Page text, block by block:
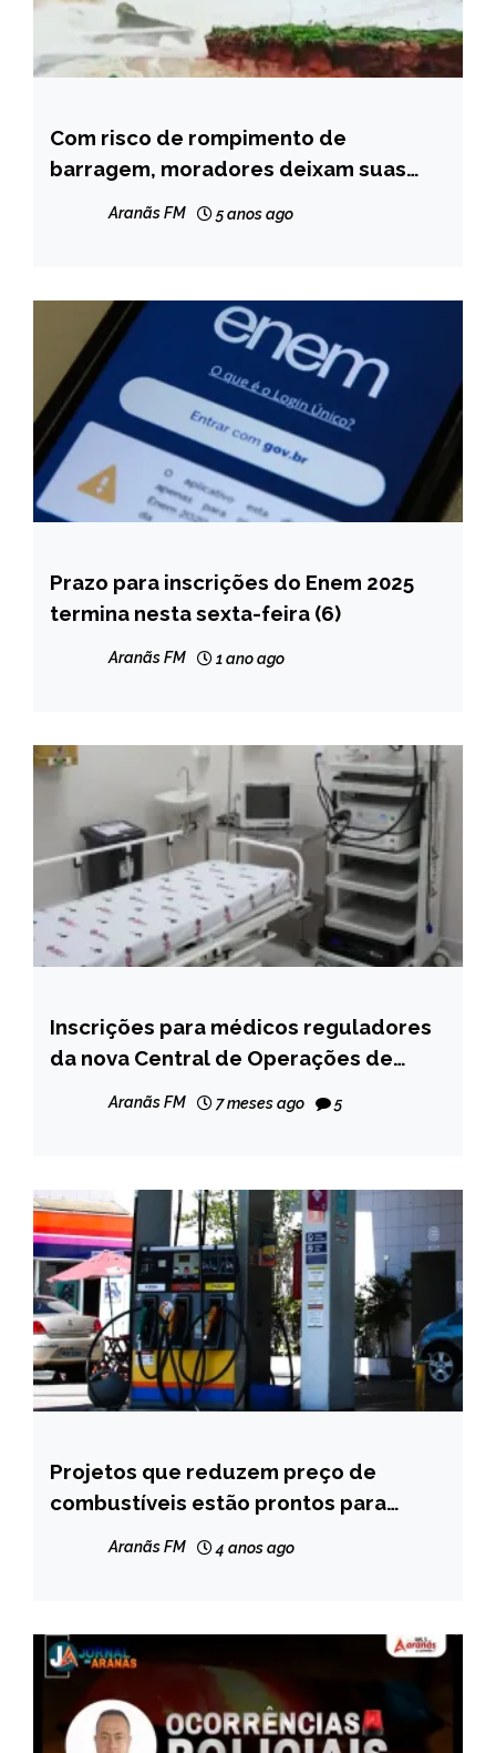
MINAS
GERAIS
NOTÍCIAS
Com risco de rompimento de
barragem, moradores deixam suas
Aranãs FM 5 anos ago
BRASIL
NOTÍCIAS
Prazo para inscrições do Enem 2025
termina nesta sexta-feira (6)
Aranãs FM 1 ano ago
MINAS
GERAIS
NOTÍCIAS
Inscrições para médicos reguladores
da nova Central de Operações de
Aranãs FM 7 meses ago 5
BRASIL
NOTÍCIAS
Projetos que reduzem preço de
combustíveis estão prontos para
Aranãs FM 4 anos ago